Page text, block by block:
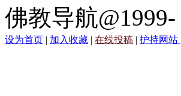
佛教导航
设为首页 | 加入收藏 | 在线投稿 | 护持网站